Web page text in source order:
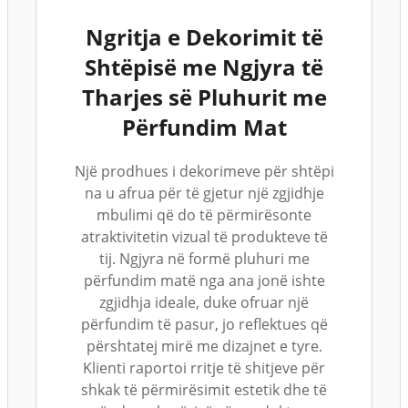
Ngritja e Dekorimit të
Shtëpisë me Ngjyra të
Tharjes së Pluhurit me
Përfundim Mat
Një prodhues i dekorimeve për shtëpi
na u afrua për të gjetur një zgjidhje
mbulimi që do të përmirësonte
atraktivitetin vizual të produkteve të
tij. Ngjyra në formë pluhuri me
përfundim matë nga ana jonë ishte
zgjidhja ideale, duke ofruar një
përfundim të pasur, jo reflektues që
përshtatej mirë me dizajnet e tyre.
Klienti raportoi rritje të shitjeve për
shkak të përmirësimit estetik dhe të